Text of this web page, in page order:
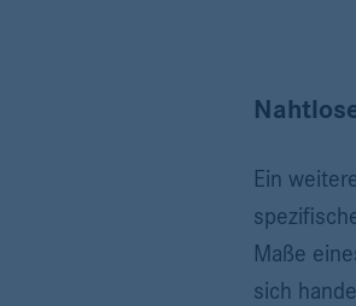
Ein
Maße
sich